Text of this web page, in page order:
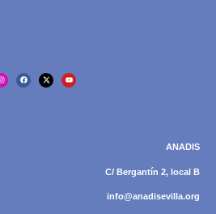
ANADIS
C/ Bergantín 2, local B
info@anadisevilla.org